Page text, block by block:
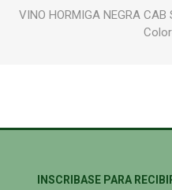
VINO HORMIGA NEGRA
INSCRIBASE PARA